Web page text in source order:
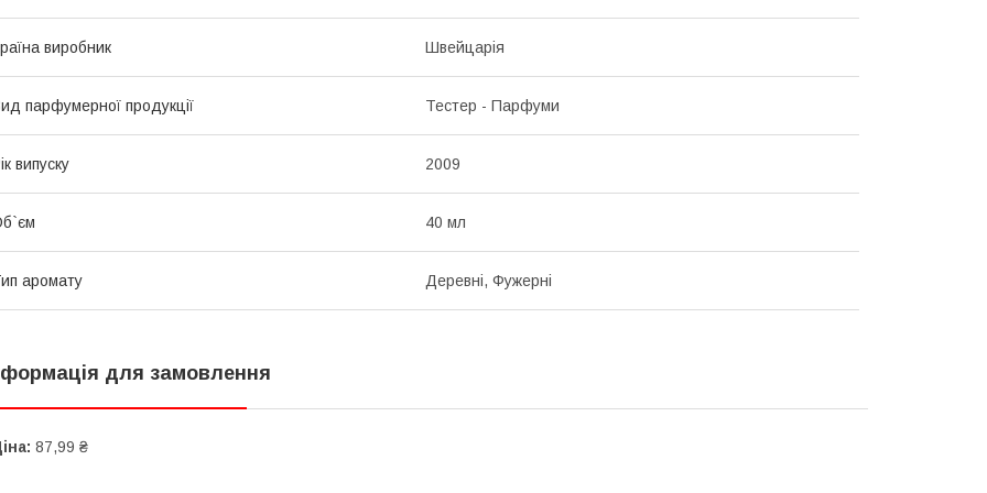
виробник Швейцарія
парфумерної продукції Тестер - Парфуми
випуску 2009
40 мл
аромату Деревні, Фужерні
для замовлення
87,99 ₴